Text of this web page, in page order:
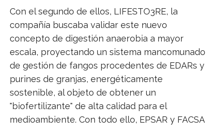
Con el segundo de ellos, LIFESTO3RE, la
compañía buscaba validar este nuevo
concepto de digestión anaerobia a mayor
escala, proyectando un sistema mancomunado
de gestión de fangos procedentes de EDARs y
purines de granjas, energéticamente
sostenible, al objeto de obtener un
"biofertilizante" de alta calidad para el
medioambiente. Con todo ello, EPSAR y FACSA